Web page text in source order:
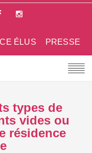
PRESSE
ÉLUS
types de
vides ou
résidence